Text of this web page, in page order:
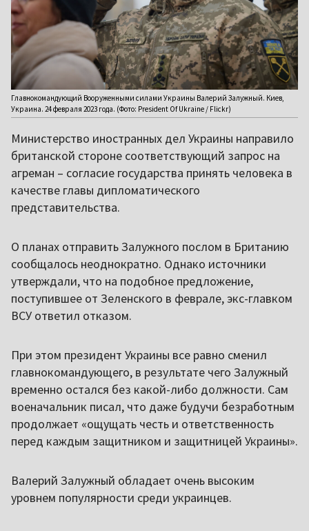
Главнокомандующий Вооруженными силами Украины Валерий Залужный. Киев,
Украина. 24 февраля 2023 года. (Фото: President Of Ukraine / Flickr)
Министерство иностранных дел Украины направило
британской стороне соответствующий запрос на
агреман – согласие государства принять человека в
качестве главы дипломатического
представительства.
О планах отправить Залужного послом в Британию
сообщалось неоднократно. Однако источники
утверждали, что на подобное предложение,
поступившее от Зеленского в феврале, экс-главком
ВСУ ответил отказом.
При этом президент Украины все равно сменил
главнокомандующего, в результате чего Залужный
временно остался без какой-либо должности. Сам
военачальник писал, что даже будучи безработным
продолжает «ощущать честь и ответственность
перед каждым защитником и защитницей Украины».
Валерий Залужный обладает очень высоким
уровнем популярности среди украинцев.